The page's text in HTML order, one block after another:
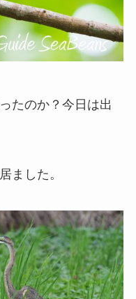
たのか？今日は出
ました。